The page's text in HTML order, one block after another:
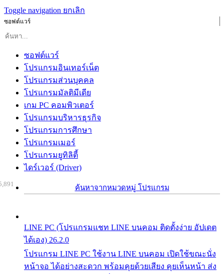
Toggle navigation ยกเลิก
ซอฟต์แวร์
ซอฟต์แวร์
โปรแกรมอินเทอร์เน็ต
โปรแกรมส่วนบุคคล
โปรแกรมมัลติมีเดีย
เกม PC คอมพิวเตอร์
โปรแกรมบริหารธุรกิจ
โปรแกรมการศึกษา
โปรแกรมเมอร์
โปรแกรมยูทิลิตี้
ไดร์เวอร์ (Driver)
ค้นหาจากหมวดหมู่ โปรแกรม
LINE PC (โปรแกรมแชท LINE บนคอม ติดตั้งง่าย อัปเดต
ได้เอง) 26.2.0
โปรแกรม LINE PC ใช้งาน LINE บนคอม เปิดใช้ขณะนั่ง
หน้าจอ ได้อย่างสะดวก พร้อมคุยด้วยเสียง คุยเห็นหน้า ส่ง